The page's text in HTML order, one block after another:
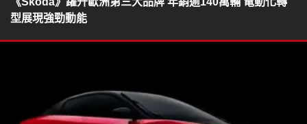
型展現強勁動能